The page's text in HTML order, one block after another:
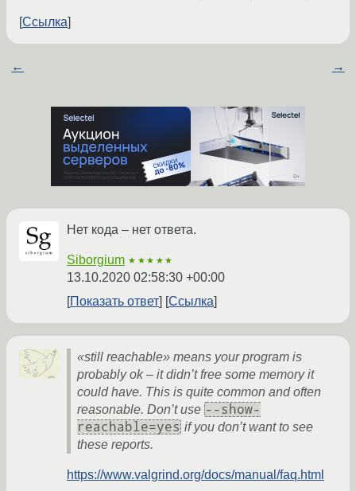
Ссылка
← →
Нет кода – нет ответа.
Siborgium ★★★★★
13.10.2020 02:58:30 +00:00
Показать ответ
Ссылка
«still reachable» means your program is
probably ok – it didn’t free some memory it
could have. This is quite common and often
reasonable. Don’t use --show-
reachable=yes if you don’t want to see
these reports.
https://www.valgrind.org/docs/manual/faq.html